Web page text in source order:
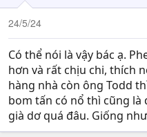
24/5/24
Có thể nói là vậy bác ạ.
hơn và rất chịu chi, thích
hàng nhà còn ông Todd
bom tấn có nổ thì cũng
già dơ quá đâu. Giống